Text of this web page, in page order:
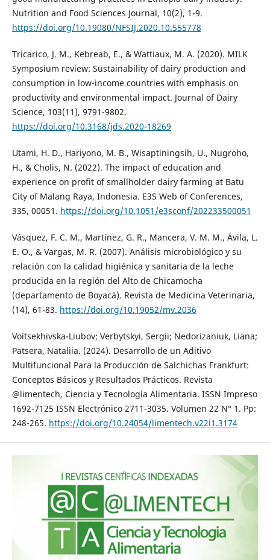
Nutrition and Food Sciences Journal, 10(2), 1-9.
https://doi.org/10.19080/NFSIJ.2020.10.555778
Tricarico, J. M., Kebreab, E., & Wattiaux, M. A. (2020). MILK
Symposium review: Sustainability of dairy production and
consumption in low-income countries with emphasis on
productivity and environmental impact. Journal of Dairy
Science, 103(11), 9791-9802.
https://doi.org/10.3168/jds.2020-18269
Utami, H. D., Hariyono, M. B., Wisaptiningsih, U., Nugroho,
H., & Cholis, N. (2022). The impact of education and
experience on profit of smallholder dairy farming at Batu
City of Malang Raya, Indonesia. E3S Web of Conferences,
335, 00051. https://doi.org/10.1051/e3sconf/202233500051
Vásquez, F. C. M., Martínez, G. R., Mancera, V. M. M., Ávila, L.
E. O., & Vargas, M. R. (2007). Análisis microbiológico y su
relación con la calidad higiénica y sanitaria de la leche
producida en la región del Alto de Chicamocha
(departamento de Boyacá). Revista de Medicina Veterinaria,
(14), 61-83. https://doi.org/10.19052/mv.2036
Voitsekhivska-Liubov; Verbytskyi, Sergii; Nedorizaniuk, Liana;
Patsera, Nataliia. (2024). Desarrollo de un Aditivo
Multifuncional Para la Producción de Salchichas Frankfurt:
Conceptos Básicos y Resultados Prácticos. Revista
@limentech, Ciencia y Tecnología Alimentaria. ISSN Impreso
1692-7125 ISSN Electrónico 2711-3035. Volumen 22 N° 1. Pp:
248-265. https://doi.org/10.24054/limentech.v22i1.3174